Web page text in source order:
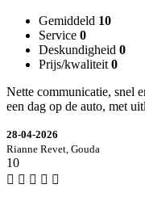
Gemiddeld 10
Service 0
Deskundigheid 0
Prijs/kwaliteit 0
Nette communicatie, snel
een dag op de auto, met
28-04-2026
Rianne Revet, Gouda
10